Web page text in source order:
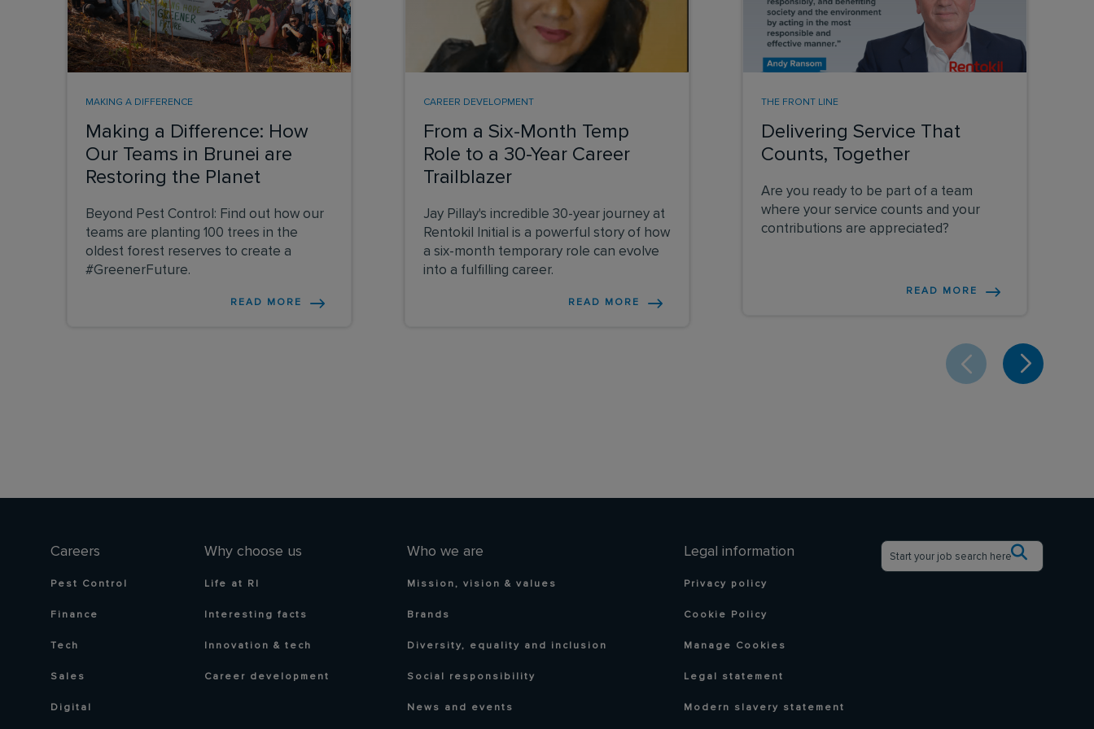
Making a Difference: How
Our Teams in Brunei are
Restoring the Planet
MAKING A DIFFERENCE
Beyond Pest Control: Find out how our
teams are planting 100 trees in the
oldest forest reserves to create a
#GreenerFuture.
READ MORE
From a Six-Month Temp
Role to a 30-Year Career
Trailblazer
CAREER DEVELOPMENT
Jay Pillay's incredible 30-year journey at
Rentokil Initial is a powerful story of how
a six-month temporary role can evolve
into a fulfilling career.
READ MORE
Delivering Service That
Counts, Together
THE FRONT LINE
Are you ready to be part of a team
where your service counts and your
contributions are appreciated?
READ MORE
Careers
Pest Control
Finance
Tech
Sales
Digital
Why choose us
Life at RI
Interesting facts
Innovation & tech
Career development
Who we are
Mission, vision & values
Brands
Diversity, equality and inclusion
Social responsibility
News and events
Legal information
Privacy policy
Cookie Policy
Manage Cookies
Legal statement
Modern slavery statement